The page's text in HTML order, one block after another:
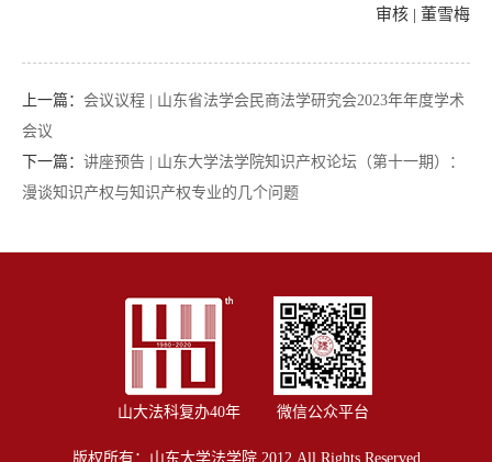
审核 | 董雪梅
上一篇： 会议议程 | 山东省法学会民商法学研究会2023年年度学术
会议
下一篇： 讲座预告 | 山东大学法学院知识产权论坛（第十一期）：
漫谈知识产权与知识产权专业的几个问题
山大法科复办40年 微信公众平台
版权所有：山东大学法学院 2012 All Rights Reserved